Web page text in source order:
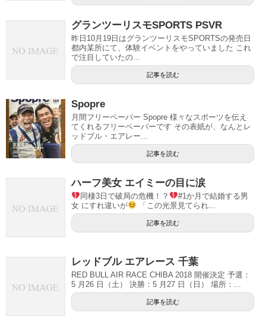
グランツーリスモSPORTS PSVR
昨日10月19日はグランツーリスモSPORTSの発売日
都内某所にて、体験イベントをやっていました これ
で注目していたの...
記事を読む
Spopre
月間フリーペーパー Spopre 様々なスポーツを伝え
てくれるフリーペーパーです その表紙が、なんとレ
ッドブル・エアレー...
記事を読む
ハーフ美女 エイミーの目に涙
同棲3日で破局の危機！？
#1か月で結婚する男
女 にすれ違いが
「この光景見てられ...
記事を読む
レッドブル エアレース 千葉
RED BULL AIR RACE CHIBA 2018 開催決定 予選：
5 月26 日（土） 決勝：5 月27 日（日） 場所：...
記事を読む